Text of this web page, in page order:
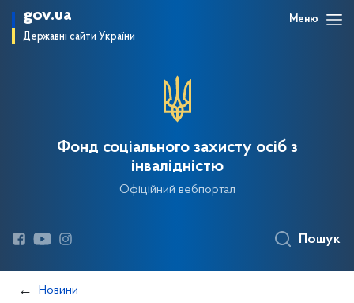
gov.ua
Державні сайти України
Меню
Фонд соціального захисту осіб з
інвалідністю
Офіційний вебпортал
Пошук
Новини